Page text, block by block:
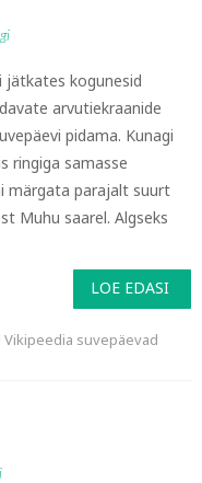
jätkates kogunesid
arvutiekraanide
pidama. Kunagi
ringiga samasse
märgata parajalt suurt
Muhu saarel. Algseks
LOE EDASI
Vikipeedia suvepäevad